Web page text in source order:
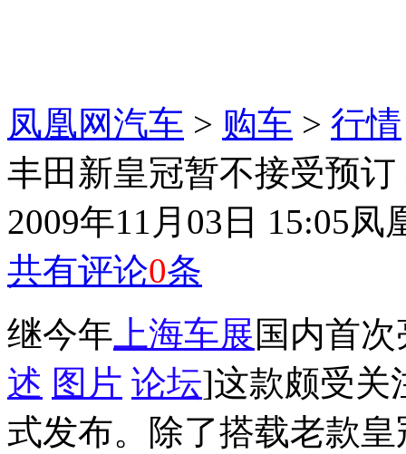
凤凰网汽车 > 购车 > 行情
丰田新皇冠暂不接受预订
2009年11月03日 15:05凤
共有评论0条
继今年 上海车展国内首
述 图片 论坛]这款颇受关
式发布。除了搭载老款